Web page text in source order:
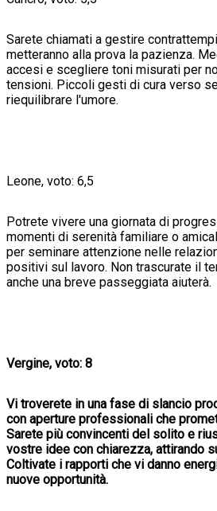
Sarete chiamati a gestire
metteranno alla prova la pazienza.
accesi e scegliere toni misurati per
tensioni. Piccoli gesti di cura verso
riequilibrare l'umore.
Leone, voto: 6,5
Potrete vivere una giornata di
momenti di serenità familiare o
per seminare attenzione nelle
positivi sul lavoro. Non trascurate il
anche una breve passeggiata aiuterà.
Vergine, voto: 8
Vi troverete in una fase di slancio
con aperture professionali che
Sarete più convincenti del solito e
vostre idee con chiarezza, attirando
Coltivate i rapporti che vi danno
nuove opportunità.